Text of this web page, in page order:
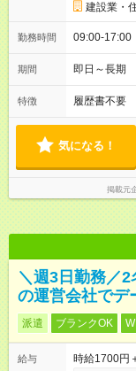
建設業・
勤務時間 09:00-17:00
期間 即日～長期
特徴 履歴書不要
気になる！
掲載元
＼週3日勤務／
の運営会社でデ
派遣 ブランクOK
給与
時給1700円